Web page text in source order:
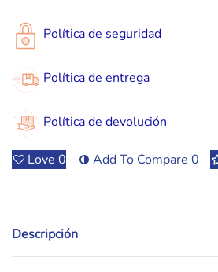
Política de seguridad
Política de entrega
Política de devolución
Love 0 Add To Compare 0
Descripción